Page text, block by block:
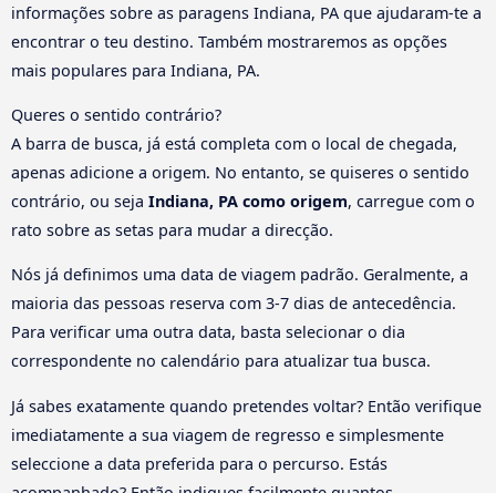
informações sobre as paragens Indiana, PA que ajudaram-te a
encontrar o teu destino. Também mostraremos as opções
mais populares para Indiana, PA.
Queres o sentido contrário?
A barra de busca, já está completa com o local de chegada,
apenas adicione a origem. No entanto, se quiseres o sentido
contrário, ou seja Indiana, PA como origem, carregue com o
rato sobre as setas para mudar a direcção.
Nós já definimos uma data de viagem padrão. Geralmente, a
maioria das pessoas reserva com 3-7 dias de antecedência.
Para verificar uma outra data, basta selecionar o dia
correspondente no calendário para atualizar tua busca.
Já sabes exatamente quando pretendes voltar? Então verifique
imediatamente a sua viagem de regresso e simplesmente
seleccione a data preferida para o percurso. Estás